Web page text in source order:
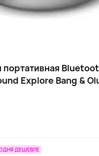
портативная
Explore Bang &
ДЕШЕВЛЕ